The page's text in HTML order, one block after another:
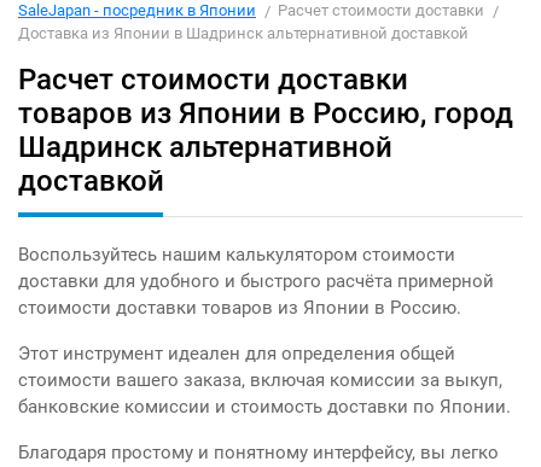
SaleJapan - посредник в Японии
Расчет стоимости доставки
Доставка из Японии в Шадринск альтернативной доставкой
Расчет стоимости доставки
товаров из Японии в Россию, город
Шадринск альтернативной
доставкой
Воспользуйтесь нашим калькулятором стоимости
доставки для удобного и быстрого расчёта примерной
стоимости доставки товаров из Японии в Россию.
Этот инструмент идеален для определения общей
стоимости вашего заказа, включая комиссии за выкуп,
банковские комиссии и стоимость доставки по Японии.
Благодаря простому и понятному интерфейсу, вы легко